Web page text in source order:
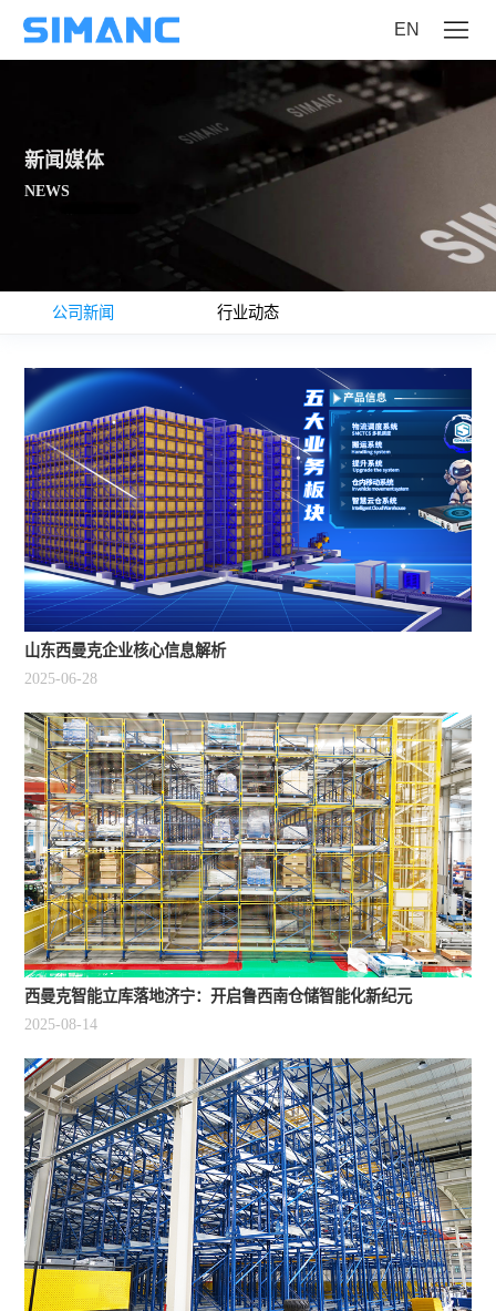
EN
新闻媒体
NEWS
公司新闻 行业动态
山东西曼克企业核心信息解析
2025-06-28
西曼克智能立库落地济宁：开启鲁西南仓储智能化新纪元​
2025-08-14